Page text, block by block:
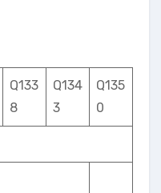
Q133
8
Q134
3
Q135
0